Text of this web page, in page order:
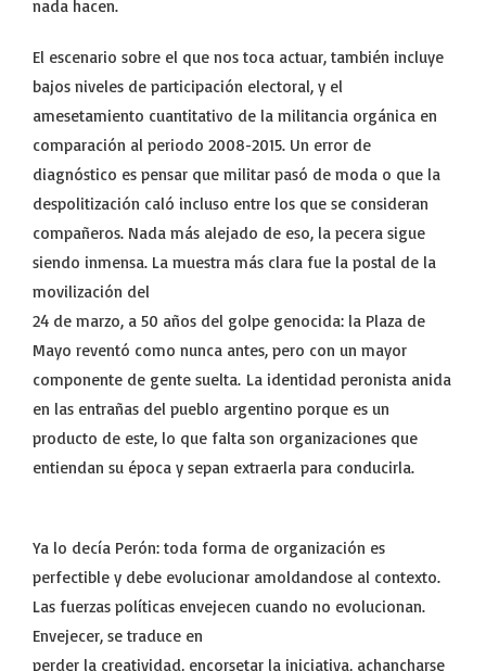
nada hacen.
El escenario sobre el que nos toca actuar, también incluye
bajos niveles de participación electoral, y el
amesetamiento cuantitativo de la militancia orgánica en
comparación al periodo 2008-2015. Un error de
diagnóstico es pensar que militar pasó de moda o que la
despolitización caló incluso entre los que se consideran
compañeros. Nada más alejado de eso, la pecera sigue
siendo inmensa. La muestra más clara fue la postal de la
movilización del
24 de marzo, a 50 años del golpe genocida: la Plaza de
Mayo reventó como nunca antes, pero con un mayor
componente de gente suelta. La identidad peronista anida
en las entrañas del pueblo argentino porque es un
producto de este, lo que falta son organizaciones que
entiendan su época y sepan extraerla para conducirla.
Ya lo decía Perón: toda forma de organización es
perfectible y debe evolucionar amoldandose al contexto.
Las fuerzas políticas envejecen cuando no evolucionan.
Envejecer, se traduce en
perder la creatividad, encorsetar la iniciativa, achancharse